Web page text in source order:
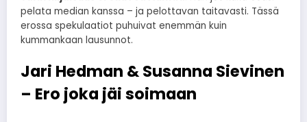
pelata median kanssa – ja pelottavan taitavasti. Tässä
erossa spekulaatiot puhuivat enemmän kuin
kummankaan lausunnot.
Jari Hedman & Susanna Sievinen
– Ero joka jäi soimaan